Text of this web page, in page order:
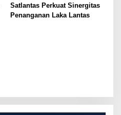
Satlantas Perkuat Sinergitas
Penanganan Laka Lantas